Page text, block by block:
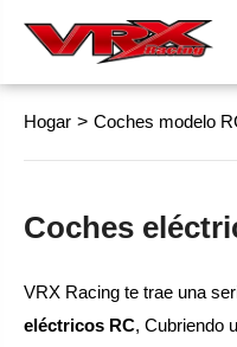
Hogar Coches modelo
Coches
VRX Racing te trae una
eléctricos RC, Cubriendo